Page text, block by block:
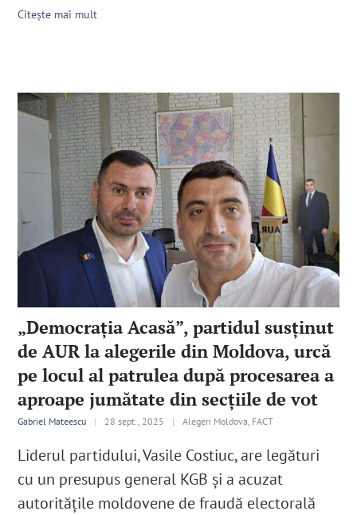
Citește mai mult
„Democrația Acasă”, partidul susținut
de AUR la alegerile din Moldova, urcă
pe locul al patrulea după procesarea a
aproape jumătate din secțiile de vot
Gabriel Mateescu | 28 sept., 2025 | Alegeri Moldova, FACT
Liderul partidului, Vasile Costiuc, are legături
cu un presupus general KGB și a acuzat
autoritățile moldovene de fraudă electorală